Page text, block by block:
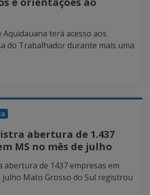
Aquidauana terá acesso aos
do Trabalhador durante mais uma
abertura de 1.437
MS no mês de julho
abertura de 1437 empresas em
julho Mato Grosso do Sul registrou